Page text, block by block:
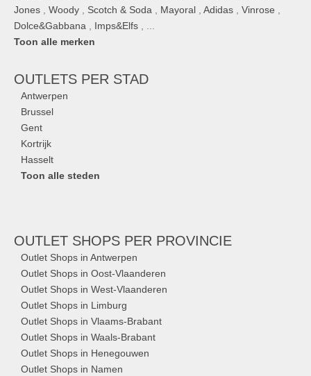
Jones
Woody Scotch & Soda Mayoral Adidas Vinrose
Dolce&Gabbana
Imps&Elfs
Toon alle merken
OUTLETS PER STAD
Antwerpen
Brussel
Gent
Kortrijk
Hasselt
Toon alle steden
OUTLET SHOPS PER PROVINCIE
Outlet Shops in Antwerpen
Outlet Shops in Oost-Vlaanderen
Outlet Shops in West-Vlaanderen
Outlet Shops in Limburg
Outlet Shops in Vlaams-Brabant
Outlet Shops in Waals-Brabant
Outlet Shops in Henegouwen
Outlet Shops in Namen